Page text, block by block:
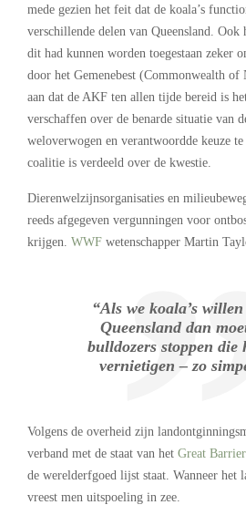
mede gezien het feit dat de koala’s
verschillende delen van Queensland. Ook
dit had kunnen worden toegestaan zeker
door het Gemenebest (Commonwealth
aan dat de AKF ten allen tijde bereid is
verschaffen over de benarde situatie van
weloverwogen en verantwoordde keuze
coalitie is verdeeld over de kwestie.
Dierenwelzijnsorganisaties en
reeds afgegeven vergunningen voor
krijgen. WWF wetenschapper Martin
“Als we koala’s
Queensland dan
bulldozers stoppen die
vernietigen – zo
Volgens de overheid zijn
verband met de staat van het Great
de werelderfgoed lijst staat. Wanneer het
vreest men uitspoeling in zee.